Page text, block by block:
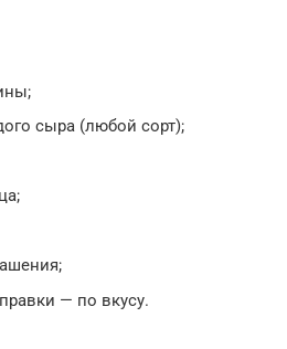
сыра (любой сорт);
— по вкусу.